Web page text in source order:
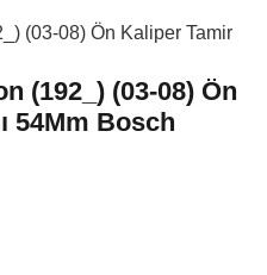
(192_) (03-08) Ön
54Mm Bosch